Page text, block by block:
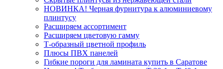
НОВИНКА! Черная фурнитура к алюминиевому
плинтусу
Расширяем ассортимент
Расширяем цветовую гамму
Т-образный цветной профиль
Плюсы ПВХ панелей
Гибкие пороги для ламината купить в Саратове